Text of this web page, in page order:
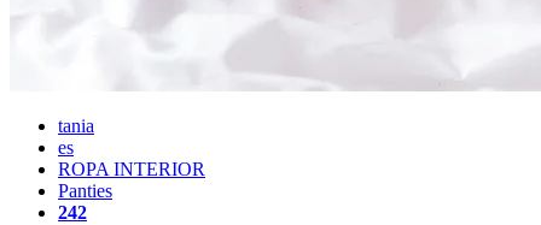
tania
es
ROPA INTERIOR
Panties
242